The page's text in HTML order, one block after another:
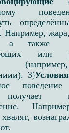
Например,
а также
или
3)
поведение
хвалят,